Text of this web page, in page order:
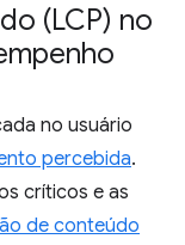
(LCP) no
no usuário
percebida.
críticos e as
de conteúdo